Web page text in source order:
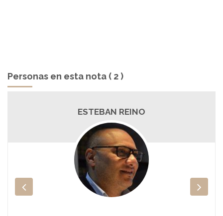
Personas en esta nota ( 2 )
ESTEBAN REINO